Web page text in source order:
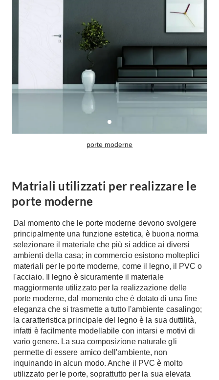
Arredo giardino
Tende da sole
Fai da te in giardino
Il fai da te in bagno
Bricolage
porte moderne
Matriali utilizzati per realizzare le
porte moderne
Dal momento che le porte moderne devono svolgere
principalmente una funzione estetica, è buona norma
selezionare il materiale che più si addice ai diversi
ambienti della casa; in commercio esistono molteplici
materiali per le porte moderne, come il legno, il PVC o
l'acciaio. Il legno è sicuramente il materiale
maggiormente utilizzato per la realizzazione delle
porte moderne, dal momento che è dotato di una fine
eleganza che si trasmette a tutto l'ambiente casalingo;
la caratteristica principale del legno è la sua duttilità,
infatti è facilmente modellabile con intarsi e motivi di
vario genere. La sua composizione naturale gli
permette di essere amico dell'ambiente, non
inquinando in alcun modo. Anche il PVC è molto
utilizzato per le porte, soprattutto per la sua elevata